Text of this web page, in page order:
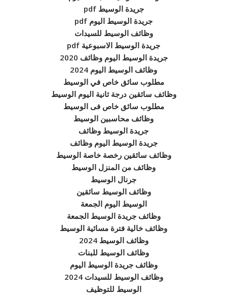
جريدة الوسيط pdf
جريدة الوسيط اليوم pdf
وظائف الوسيط للسيدات
جريدة الوسيط الاسبوعية pdf
جريدة الوسيط اليوم وظائف 2020
وظائف الوسيط اليوم 2024
مطلوب سائق خاص في الوسيط
وظائف سائقين درجة ثانية اليوم الوسيط
مطلوب سائق خاص فى الوسيط
وظائف محاسبين الوسيط
جريدة الوسيط وظائف
جريدة الوسيط اليوم وظائف
وظائف سائقين رخصة خاصة الوسيط
وظائف من المنزل الوسيط
جرنال الوسيط
وظائف الوسيط سائقين
الوسيط اليوم الجمعة
وظائف جريدة الوسيط الجمعة
وظائف خالية فترة مسائية الوسيط
وظائف الوسيط 2024
وظائف الوسيط للبنات
وظائف جريدة الوسيط اليوم
وظائف الوسيط للسيدات 2024
الوسيط للتوظيف